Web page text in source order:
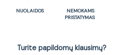
NUOLAIDOS
NEMOKAMS
PRISTATYMAS
Turite papildomų klausimų?